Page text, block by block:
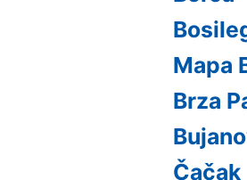
Mapa
Brza
Čačak